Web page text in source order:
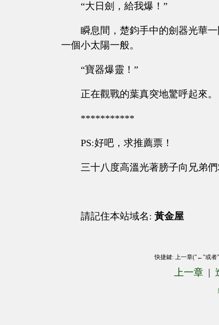
“大日劍，給我爆！”
瞬息間，楚鈞手中的劍器光華
一個小太陽一般。
“寶器爆靈！”
正在觀戰的葉真突地驚呼起來。
***********
PS:好吧，求推薦票！
三十八度高溫光著膀子向兄弟
請記住本站域名: 黃金屋
快捷鍵: 上一章("←"或
上一章 |